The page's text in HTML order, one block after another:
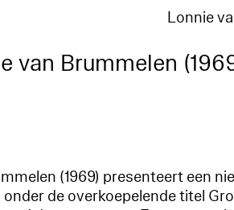
Lonnie
van Brummelen
(1969) presenteert een
de overkoepelende titel